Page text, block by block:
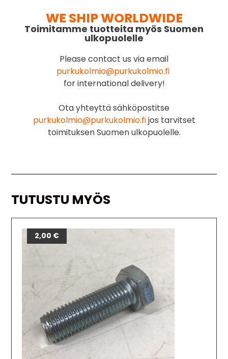
WE SHIP WORLDWIDE
Toimitamme tuotteita myös Suomen
ulkopuolelle
Please contact us via email
purkukolmio@purkukolmio.fi
for international delivery!
Ota yhteyttä sähköpostitse
purkukolmio@purkukolmio.fijos tarvitset
toimituksen Suomen ulkopuolelle.
TUTUSTU MYÖS
2,00 €